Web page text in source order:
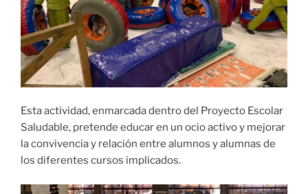
Esta actividad, enmarcada dentro del Proyecto Escolar
Saludable, pretende educar en un ocio activo y mejorar
la convivencia y relación entre alumnos y alumnas de
los diferentes cursos implicados.